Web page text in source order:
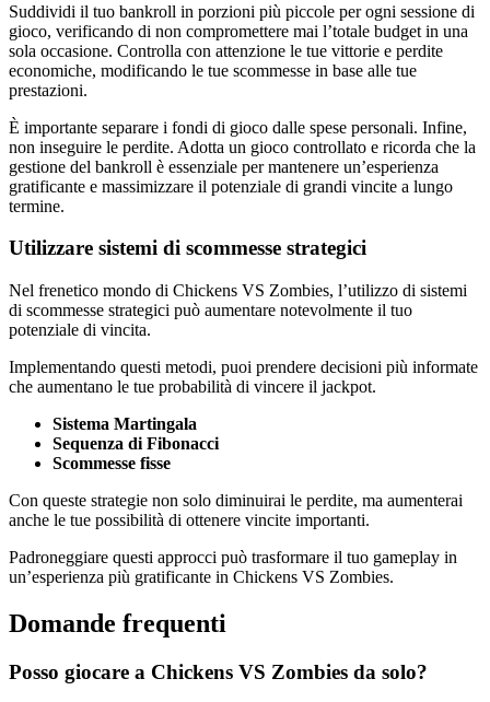
Suddividi il tuo bankroll in porzioni più piccole per ogni sessione di
gioco, verificando di non compromettere mai l’totale budget in una
sola occasione. Controlla con attenzione le tue vittorie e perdite
economiche, modificando le tue scommesse in base alle tue
prestazioni.
È importante separare i fondi di gioco dalle spese personali. Infine,
non inseguire le perdite. Adotta un gioco controllato e ricorda che la
gestione del bankroll è essenziale per mantenere un’esperienza
gratificante e massimizzare il potenziale di grandi vincite a lungo
termine.
Utilizzare sistemi di scommesse strategici
Nel frenetico mondo di Chickens VS Zombies, l’utilizzo di sistemi
di scommesse strategici può aumentare notevolmente il tuo
potenziale di vincita.
Implementando questi metodi, puoi prendere decisioni più informate
che aumentano le tue probabilità di vincere il jackpot.
Sistema Martingala
Sequenza di Fibonacci
Scommesse fisse
Con queste strategie non solo diminuirai le perdite, ma aumenterai
anche le tue possibilità di ottenere vincite importanti.
Padroneggiare questi approcci può trasformare il tuo gameplay in
un’esperienza più gratificante in Chickens VS Zombies.
Domande frequenti
Posso giocare a Chickens VS Zombies da solo?